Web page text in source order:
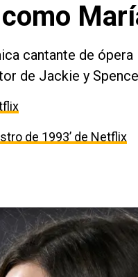
cantante de ópera
de Jackie y
de 1993’ de Netflix